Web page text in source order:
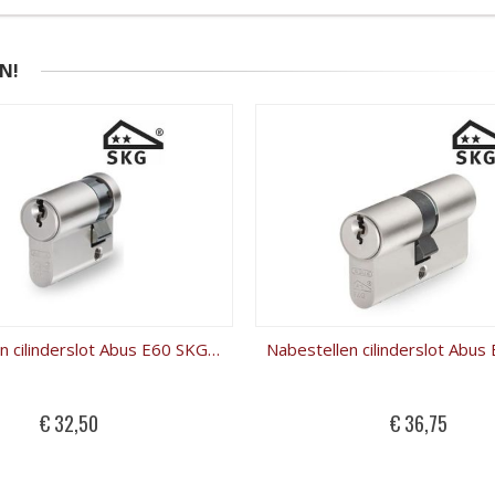
Nabestellen cilinderslot Abus E60 SKG2 halve cilinder
€ 32,50 € 36,75